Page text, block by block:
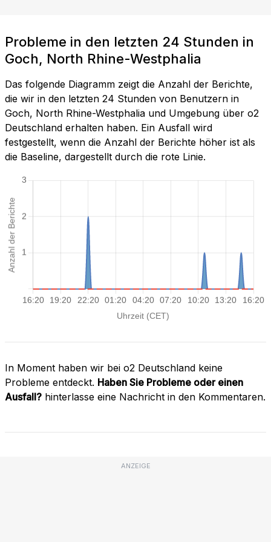
Probleme in den letzten 24 Stunden in
Goch, North Rhine-Westphalia
Das folgende Diagramm zeigt die Anzahl der Berichte,
die wir in den letzten 24 Stunden von Benutzern in
Goch, North Rhine-Westphalia und Umgebung über o2
Deutschland erhalten haben. Ein Ausfall wird
festgestellt, wenn die Anzahl der Berichte höher ist als
die Baseline, dargestellt durch die rote Linie.
In Moment haben wir bei o2 Deutschland keine
Probleme entdeckt. Haben Sie Probleme oder einen
Ausfall? hinterlasse eine Nachricht in den Kommentaren.
ANZEIGE